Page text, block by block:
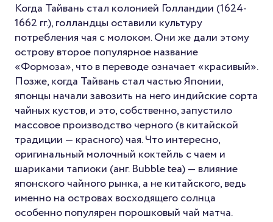
Когда Тайвань стал колонией Голландии (1624-
1662 гг.), голландцы оставили культуру
потребления чая с молоком. Они же дали этому
острову второе популярное название
«Формоза», что в переводе означает «красивый».
Позже, когда Тайвань стал частью Японии,
японцы начали завозить на него индийские сорта
чайных кустов, и это, собственно, запустило
массовое производство черного (в китайской
традиции — красного) чая. Что интересно,
оригинальный молочный коктейль с чаем и
шариками тапиоки (анг. Bubble tea) — влияние
японского чайного рынка, а не китайского, ведь
именно на островах восходящего солнца
особенно популярен порошковый чай матча.